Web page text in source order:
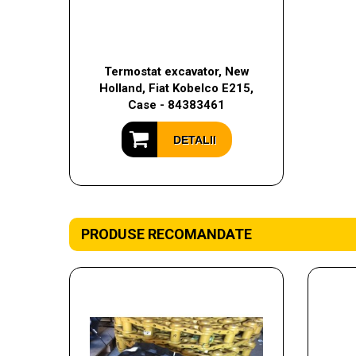
Termostat excavator, New
Holland, Fiat Kobelco E215,
Case - 84383461
DETALII
PRODUSE RECOMANDATE